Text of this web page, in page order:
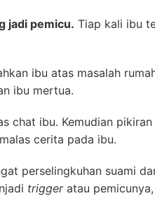
jadi pemicu. Tiap kali ibu
ibu atas masalah
ibu mertua.
chat ibu. Kemudian pikiran
cerita pada ibu.
perselingkuhan suami
trigger atau